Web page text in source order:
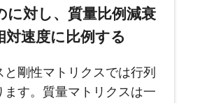
に対し、質量比例減衰
対速度に比例する
剛性マトリクスでは行列
ます。質量マトリクスは一